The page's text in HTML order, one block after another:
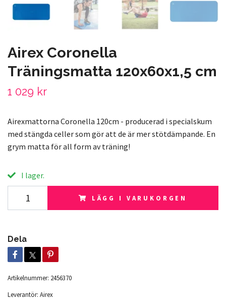
Airex Coronella
Träningsmatta 120x60x1,5 cm
1 029 kr
Airexmattorna Coronella 120cm - producerad i specialskum
med stängda celler som gör att de är mer stötdämpande. En
grym matta för all form av träning!
I lager.
LÄGG I VARUKORGEN
Dela
Artikelnummer: 2456370
Leverantör: Airex